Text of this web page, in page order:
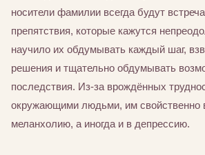
носители фамилии всегда будут
препятствия, которые кажутся
научило их обдумывать каждый шаг,
решения и тщательно обдумывать
последствия. Из-за врождённых
окружающими людьми, им свойственно
меланхолию, а иногда и в депрессию.